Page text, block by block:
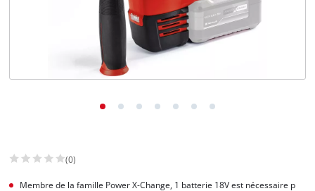
(0)
Membre de la famille Power X-Change, 1 batterie 18V est nécessaire p